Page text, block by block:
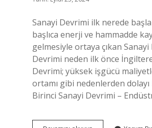
Sanayi Devrimi ilk nerede
başlıca enerji ve hammadde
gelmesiyle ortaya çıkan
Devrimi neden ilk önce
Devrimi; yüksek işgücü
ortamı gibi nedenlerden dolayı
Birinci Sanayi Devrimi –